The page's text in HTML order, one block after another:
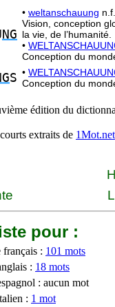
NG
• weltanschauung
Vision, conception
la vie, de l’humanité.
•
Conception du
S •
Conception du
édition du
extraits de 1Mot.net
pour :
: 101 mots
: 18 mots
: aucun mot
: 1 mot